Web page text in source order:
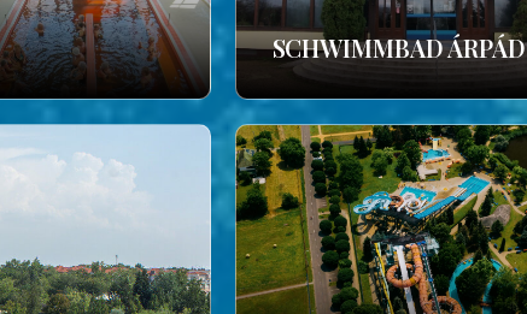
SCHWIMMBAD ÁRPÁD